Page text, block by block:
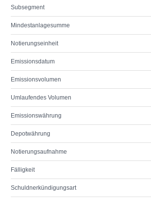
Subsegment
Mindestanlagesumme
Notierungseinheit
Emissionsdatum
Emissionsvolumen
Umlaufendes Volumen
Emissionswährung
Depotwährung
Notierungsaufnahme
Fälligkeit
Schuldnerkündigungsart